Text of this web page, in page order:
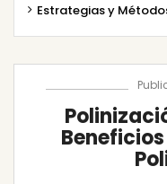
Estrategias y